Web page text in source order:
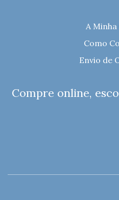
A
Como
Envio de
Compre online,